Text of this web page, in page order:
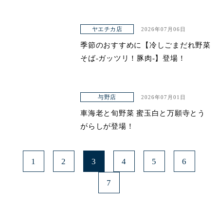
ヤエチカ店 2026年07月06日
季節のおすすめに【冷しごまだれ野菜
そば-ガッツリ！豚肉-】登場！
与野店 2026年07月01日
車海老と旬野菜 蜜玉白と万願寺とう
がらしが登場！
1 2 3 4 5 6
7